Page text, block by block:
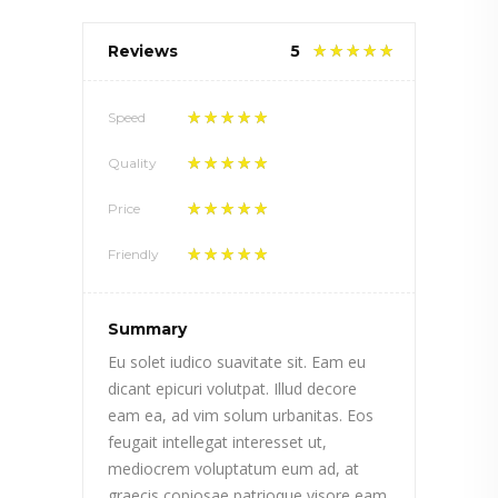
Reviews 5
Speed
Quality
Price
Friendly
Summary
Eu solet iudico suavitate sit. Eam eu
dicant epicuri volutpat. Illud decore
eam ea, ad vim solum urbanitas. Eos
feugait intellegat interesset ut,
mediocrem voluptatum eum ad, at